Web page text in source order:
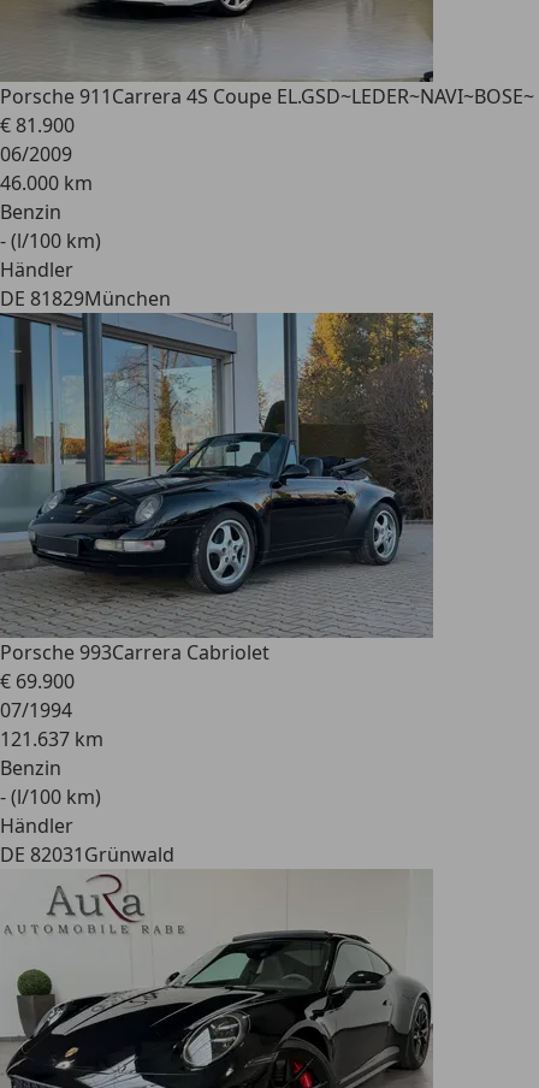
Porsche 911Carrera 4S Coupe EL.GSD~LEDER~NAVI~BOSE~
€ 81.900
06/2009
46.000 km
Benzin
- (l/100 km)
Händler
DE 81829München
Porsche 993Carrera Cabriolet
€ 69.900
07/1994
121.637 km
Benzin
- (l/100 km)
Händler
DE 82031Grünwald